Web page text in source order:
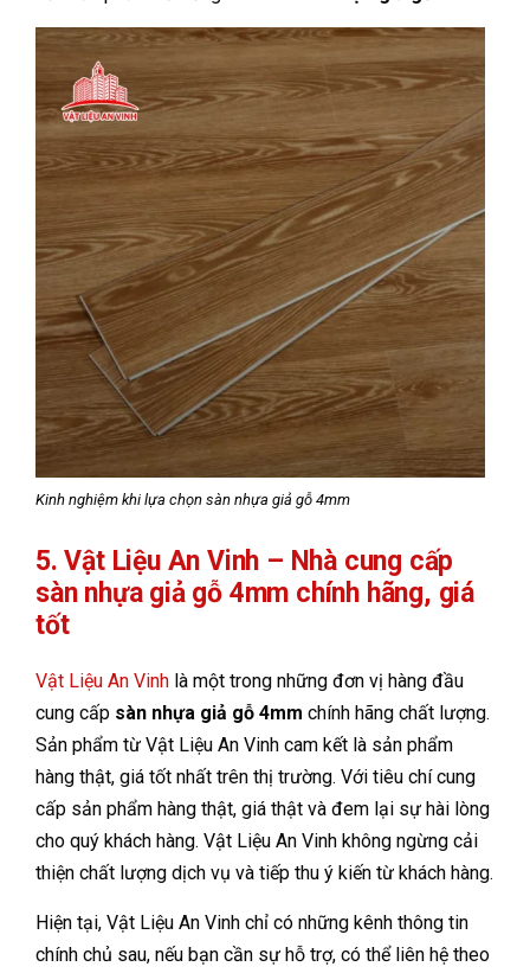
Kinh nghiệm khi lựa chọn sàn nhựa giả gỗ 4mm
5. Vật Liệu An Vinh – Nhà cung cấp
sàn nhựa giả gỗ 4mm chính hãng, giá
tốt
Vật Liệu An Vinh là một trong những đơn vị hàng đầu
cung cấp sàn nhựa giả gỗ 4mm chính hãng chất lượng.
Sản phẩm từ Vật Liệu An Vinh cam kết là sản phẩm
hàng thật, giá tốt nhất trên thị trường. Với tiêu chí cung
cấp sản phẩm hàng thật, giá thật và đem lại sự hài lòng
cho quý khách hàng. Vật Liệu An Vinh không ngừng cải
thiện chất lượng dịch vụ và tiếp thu ý kiến từ khách hàng.
Hiện tại, Vật Liệu An Vinh chỉ có những kênh thông tin
chính chủ sau, nếu bạn cần sự hỗ trợ, có thể liên hệ theo